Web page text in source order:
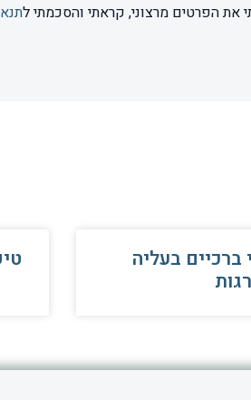
את הפרטים מרצוני, קראתי והסכמתי ל
ברכיים בעליה